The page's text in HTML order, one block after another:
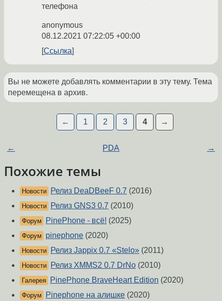
телефона
anonymous
08.12.2021 07:22:05 +00:00
Ссылка
Вы не можете добавлять комментарии в эту тему. Тема
перемещена в архив.
← 1 2 3 4 →
← PDA →
Похожие темы
Новости Релиз DeaDBeeF 0.7 (2016)
Новости Релиз GNS3 0.7 (2010)
Форум PinePhone - всё! (2025)
Форум pinephone (2020)
Новости Релиз Jappix 0.7 «Stelo» (2011)
Новости Релиз XMMS2 0.7 DrNo (2010)
Галерея PinePhone BraveHeart Edition (2020)
Форум Pinephone на алишке (2020)